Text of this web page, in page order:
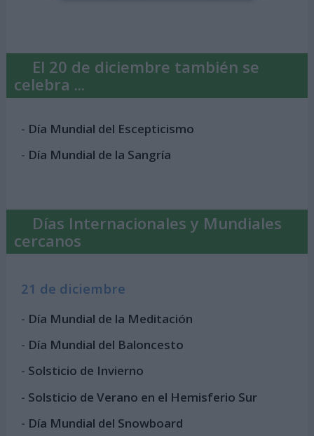
El 20 de diciembre también se
celebra ...
- Día Mundial del Escepticismo
- Día Mundial de la Sangría
Días Internacionales y Mundiales
cercanos
21 de diciembre
- Día Mundial de la Meditación
- Día Mundial del Baloncesto
- Solsticio de Invierno
- Solsticio de Verano en el Hemisferio Sur
- Día Mundial del Snowboard